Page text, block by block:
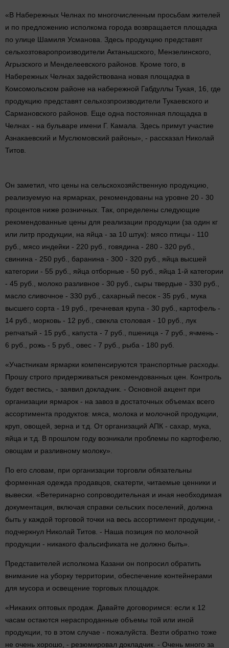
«В Набережных Челнах по многочисленным просьбам жителей
и по предложению исполкома города возвращается площадка
по улице Шамиля Усманова. Здесь продукцию представят
сельхозтоваропроизводители Актанышского, Мензелинского,
Агрызского и Менделеевского районов. Кроме того, в
Набережных Челнах задействована новая площадка в
Комсомольском районе на набережной Габдуллы Тукая, 16, где
продукцию представят сельхозпроизводители Тукаевского и
Сармановского районов. Еще одна постоянная площадка в
Челнах - на бульваре имени Г. Камала. Здесь примут участие
Азнакаевский и Муслюмовский районы», - рассказал Николай
Титов.
Он заметил, что цены на сельскохозяйственную продукцию,
реализуемую на ярмарках, рекомендованы на уровне 20 - 30
процентов ниже розничных. Так, определены следующие
рекомендованные цены для реализации продукции (за один кг
или литр продукции, на яйца - за 10 штук): мясо птицы - 110
руб., мясо индейки - 220 руб., говядина - 280 - 320 руб.,
свинина - 250 руб., баранина - 300 - 320 руб., яйца высшей
категории - 55 руб., яйца отборные - 50 руб., яйца 1-й категории
- 45 руб., молоко разливное - 30 руб., сыры твердые - 330 руб.,
масло сливочное - 330 руб., сахарный песок - 35 руб., мука
высшего сорта - 19 руб., гречневая крупа - 30 руб., картофель -
14 руб., морковь - 12 руб., свекла столовая - 10 руб., лук
репчатый - 15 руб., капуста - 7 руб., пшеница - 7 руб., ячмень -
6 руб., рожь - 5 руб., овес - 7 руб., рыба - 180 руб.
«Участникам ярмарки компенсируются транспортные расходы.
Прошу строго придерживаться рекомендованных цен. Контроль
будет вестись, - заявил докладчик. - Основной акцент при
организации ярмарок - на завоз в достаточных объемах всего
ассортимента продуктов: мяса, молока и молочной продукции,
круп, овощей, зерна и т.д. От организаций АПК - сахар, мука,
яйца и т.д. В прошлом году возникали проблемы по картофелю,
овощам и разливному молоку».
По его словам, при организации торговли обязательны
форменная одежда продавцов, скатерти, читаемые ценники и
вывески. «Ветеринарно сопроводительная и иная необходимая
документация, включая справки сельских поселений, должна
быть у каждой торговой точки на весь ассортимент продукции, -
подчеркнул Николай Титов. - Наша позиция по молочной
продукции - никакого фальсификата не должно быть».
Представителей исполкома Казани он попросил обратить
внимание на уборку территории, обеспечение контейнерами
для мусора и освещение торговых площадок.
«Никаких оптовых продаж. Давайте договоримся: если к 12
часам остаются нераспроданные объемы той или иной
продукции, то в этом случае - пожалуйста. Везти обратно тоже
не очень хорошо, - резюмировал докладчик. - Очень много за